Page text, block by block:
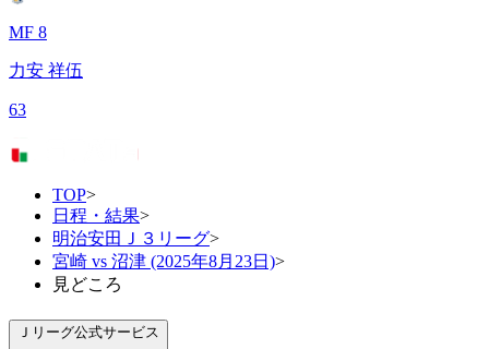
MF 8
力安 祥伍
63
TOP>
日程・結果>
明治安田Ｊ３リーグ>
宮崎 vs 沼津 (2025年8月23日)>
見どころ
Ｊリーグ公式サービス